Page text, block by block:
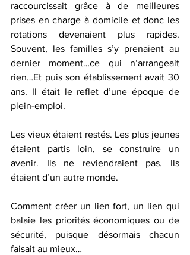
raccourcissait grâce à de meilleures
prises en charge à domicile et donc les
rotations devenaient plus rapides.
Souvent, les familles s’y prenaient au
dernier moment…ce qui n’arrangeait
rien…Et puis son établissement avait 30
ans. Il était le reflet d’une époque de
plein-emploi.
Les vieux étaient restés. Les plus jeunes
étaient partis loin, se construire un
avenir. Ils ne reviendraient pas. Ils
étaient d’un autre monde.
Comment créer un lien fort, un lien qui
balaie les priorités économiques ou de
sécurité, puisque désormais chacun
faisait au mieux…